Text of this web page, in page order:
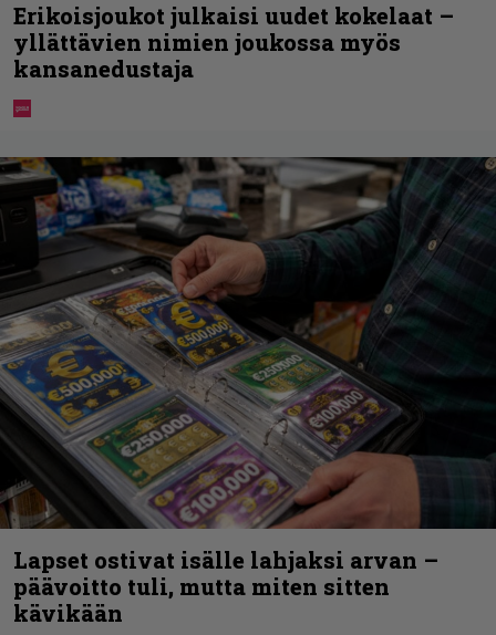
Erikoisjoukot julkaisi uudet kokelaat –
yllättävien nimien joukossa myös
kansanedustaja
Lapset ostivat isälle lahjaksi arvan –
päävoitto tuli, mutta miten sitten
kävikään